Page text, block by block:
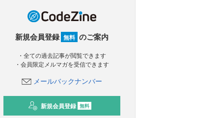
新規会員登録 無料 のご案内
・全ての過去記事が閲覧できます
・会員限定メルマガを受信できます
メールバックナンバー
新規会員登録 無料